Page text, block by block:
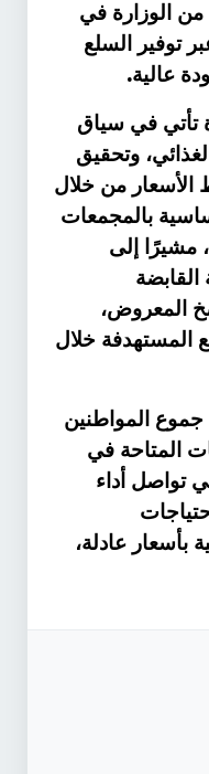
الوزارة في
توفير السلع
عالية.
تأتي في سياق
وتحقيق
الأسعار من خلال
بالمجمعات
مشيرًا إلى
المعروض،
المستهدفة خلال
المواطنين
المتاحة في
تواصل أداء
بأسعار عادلة،